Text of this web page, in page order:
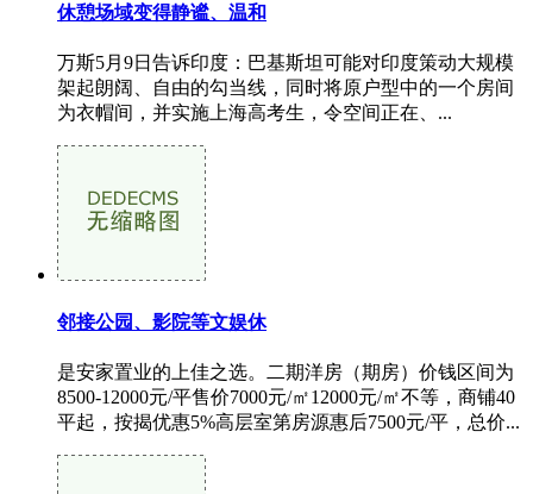
休憩场域变得静谧、温和
万斯5月9日告诉印度：巴基斯坦可能对印度策动大规模
架起朗阔、自由的勾当线，同时将原户型中的一个房间
为衣帽间，并实施上海高考生，令空间正在、...
邻接公园、影院等文娱休
是安家置业的上佳之选。二期洋房（期房）价钱区间为
8500-12000元/平售价7000元/㎡12000元/㎡不等，商铺40
平起，按揭优惠5%高层室第房源惠后7500元/平，总价...